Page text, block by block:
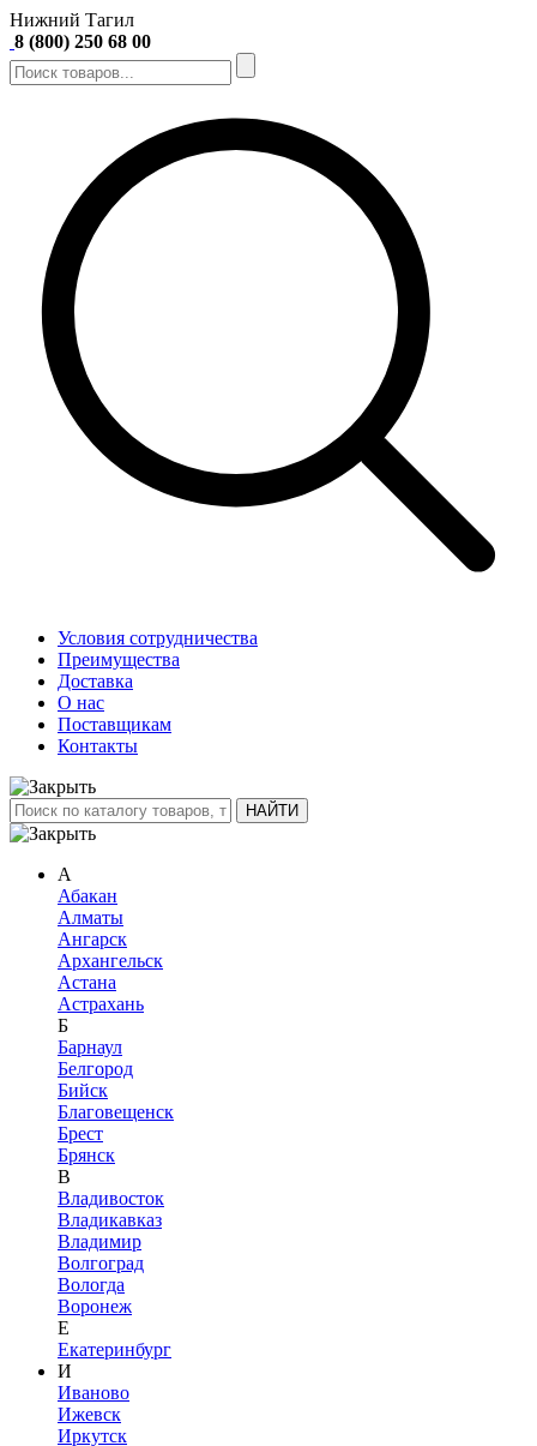
Нижний Тагил
8 (800) 250 68 00
Условия сотрудничества
Преимущества
Доставка
О нас
Поставщикам
Контакты
А
Абакан
Алматы
Ангарск
Архангельск
Астана
Астрахань
Б
Барнаул
Белгород
Бийск
Благовещенск
Брест
Брянск
В
Владивосток
Владикавказ
Владимир
Волгоград
Вологда
Воронеж
Е
Екатеринбург
И
Иваново
Ижевск
Иркутск